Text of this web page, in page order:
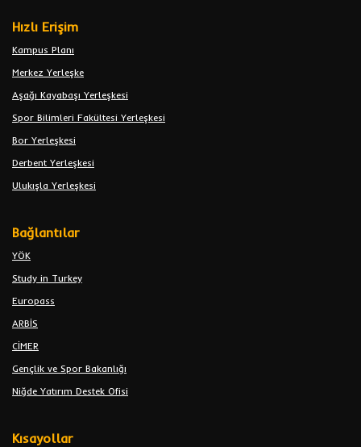
Hızlı Erişim
Kampus Planı
Merkez Yerleşke
Aşağı Kayabaşı Yerleşkesi
Spor Bilimleri Fakültesi Yerleşkesi
Bor Yerleşkesi
Derbent Yerleşkesi
Ulukışla Yerleşkesi
Bağlantılar
YÖK
Study in Turkey
Europass
ARBİS
CİMER
Gençlik ve Spor Bakanlığı
Niğde Yatırım Destek Ofisi
Kısayollar